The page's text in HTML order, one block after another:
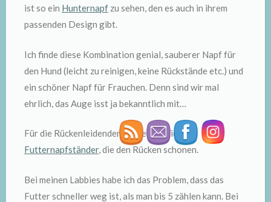
ist so ein Hunternapf zu sehen, den es auch in ihrem
passenden Design gibt.
Ich finde diese Kombination genial, sauberer Napf für
den Hund (leicht zu reinigen, keine Rückstände etc.) und
ein schöner Napf für Frauchen. Denn sind wir mal
ehrlich, das Auge isst ja bekanntlich mit…
Für die Rückenleidenden gibt es spezielle
Futternapfständer, die den Rücken schonen.
Bei meinen Labbies habe ich das Problem, dass das
Futter schneller weg ist, als man bis 5 zählen kann. Bei